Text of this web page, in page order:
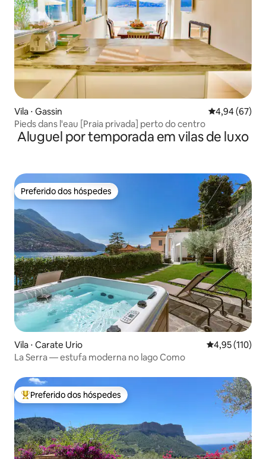
Vila ⋅ Gassin 4,94 de uma
4,94 (67)
Pieds dans l'eau [Praia privada] perto do centro
Aluguel por temporada em vilas de luxo
Preferido dos hóspedes
Preferido dos hóspedes
Vila ⋅ Carate Urio 4,95 de uma
4,95 (110)
La Serra — estufa moderna no lago Como
Entre os melhores preferidos dos hóspedes
Preferido dos hóspedes